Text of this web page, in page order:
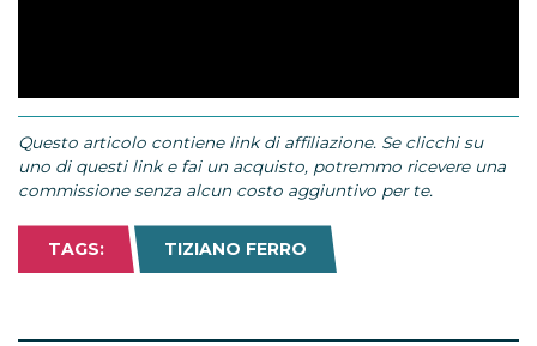
Questo articolo contiene link di affiliazione. Se clicchi su
uno di questi link e fai un acquisto, potremmo ricevere una
commissione senza alcun costo aggiuntivo per te.
TAGS: TIZIANO FERRO